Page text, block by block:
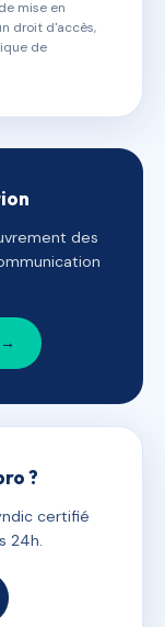
mise en
droit d'accès,
de
des
?
certifié
24h.